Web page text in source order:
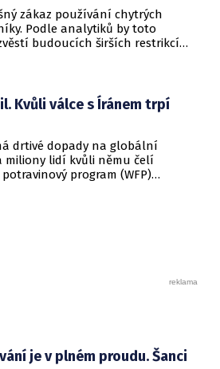
zákaz používání chytrých
Podle analytiků by toto
budoucích širších restrikcí
mudžáhidům i
Kvůli válce s Íránem trpí
drtivé dopady na globální
miliony lidí kvůli němu čelí
program (WFP)
je v plném proudu. Šanci